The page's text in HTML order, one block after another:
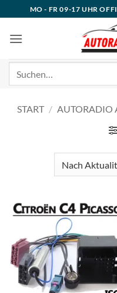
Inhalt
springen
MO - FR 09-17 UHR
START / AUTORADIO